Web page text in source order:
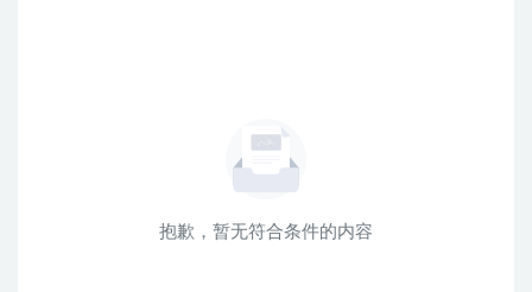
抱歉，暂无符合条件的内容